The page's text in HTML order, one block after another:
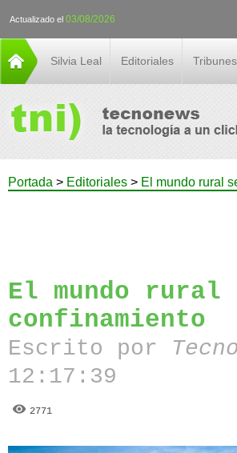
Actualizado el 03/08/2026
Silvia Leal Editoriales Tribunes
Portada > Editoriales > El mundo rural
El mundo
confinamiento
Escrito por
12:17:39
2771